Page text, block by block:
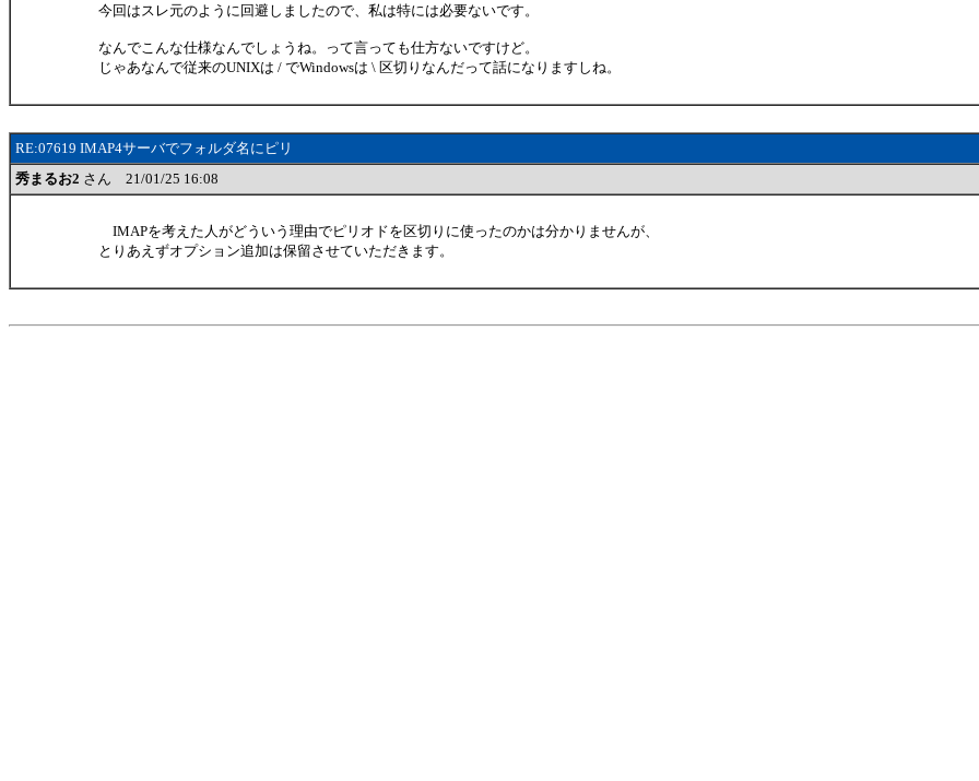
今回はスレ元のように回避しましたので、私は特には必要ないです。
なんでこんな仕様なんでしょうね。って言っても仕方ないですけど。
じゃあなんで従来のUNIXは / でWindowsは \ 区切りなんだって話になりますしね。
RE:07619 IMAP4サーバでフォルダ名にピリ
秀まるお2 さん 21/01/25 16:08
IMAPを考えた人がどういう理由でピリオドを区切りに使ったのかは分かりませんが、
とりあえずオプション追加は保留させていただきます。